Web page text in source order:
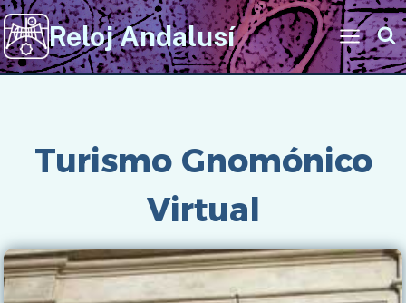
Saltar
al
contenido
Reloj Andalusí
Turismo Gnomónico
Virtual